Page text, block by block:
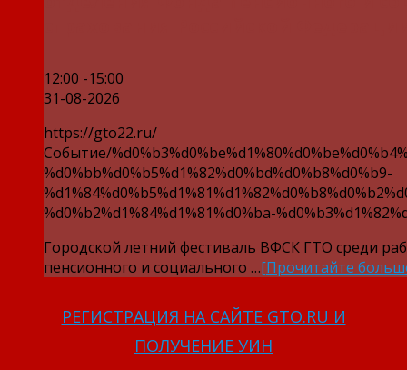
12:00 -15:00
31-08-2026
https://gto22.ru/
Событие/
%d0%bb%d0%b5%d1%82%d0%bd%d0%b8%d0%b9-
%d0%b2%d1%84%d1%81%d0%ba-
Городской летний фестиваль ВФСК ГТО среди
пенсионного и социального …[Прочитайте
РЕГИСТРАЦИЯ НА САЙТЕ GTO.RU И
ПОЛУЧЕНИЕ УИН